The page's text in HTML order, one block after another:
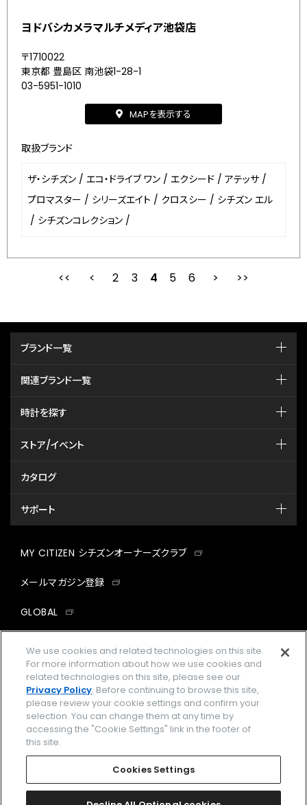
ヨドバシカメラマルチメディア池袋店
〒1710022
東京都 豊島区 南池袋1-28-1
03-5951-1010
MAPを表示する
取扱ブランド
ザ・シチズン / エコ・ドライブ ワン / エクシード / アテッサ /
プロマスター / シリーズエイト / クロスシー / シチズン エル
/ シチズンコレクション /
最初 前
2 3 4 5 6
ブランド一覧
関連ブランド一覧
時計を探す
ストア/イベント
カタログ
サポート
MY CITIZEN シチズンオーナーズクラブ
メールマガジン登録
GLOBAL
facebookinstagramtwitter
企業情報 ご利用規約
プライバシーポリシー Cookies Settings
Amazon PayはAmazon.com, Inc.またはその関連会社の商標です。
We use cookies and related technologies on this site.
For more information about how we use cookies and
related technologies on this site, please see our
Privacy Policy. Before continuing to browse this site,
please review your cookie settings and confirm your
selection. You can change them at any time by
accessing the "Cookie Settings" link in the footer of
this site.
Cookies Settings